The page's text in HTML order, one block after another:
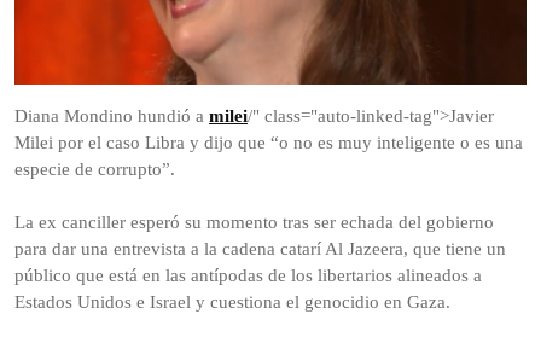
Diana Mondino hundió a milei/" class="auto-linked-tag">Javier
Milei por el caso Libra y dijo que “o no es muy inteligente o es una
especie de corrupto”.
La ex canciller esperó su momento tras ser echada del gobierno
para dar una entrevista a la cadena catarí Al Jazeera, que tiene un
público que está en las antípodas de los libertarios alineados a
Estados Unidos e Israel y cuestiona el genocidio en Gaza.